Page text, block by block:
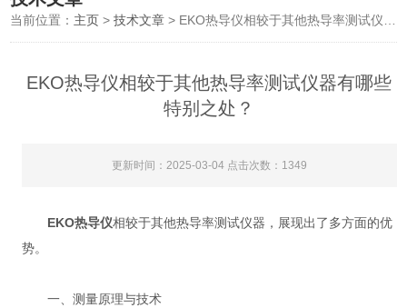
当前位置： 主页 >技术文章 > EKO热导仪相较于其他热导率测试仪器有哪些特别之处？
EKO热导仪相较于其他热导率测试仪器有哪些
特别之处？
更新时间：2025-03-04 点击次数：1349
EKO热导仪相较于其他热导率测试仪器，展现出了多方面的优
势。
一、测量原理与技术